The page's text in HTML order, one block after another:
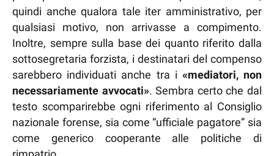
quindi anche qualora tale iter amministrativo, per
qualsiasi motivo, non arrivasse a compimento.
Inoltre, sempre sulla base dei quanto riferito dalla
sottosegretaria forzista, i destinatari del compenso
sarebbero individuati anche tra i «mediatori, non
necessariamente avvocati». Sembra certo che dal
testo scomparirebbe ogni riferimento al Consiglio
nazionale forense, sia come “ufficiale pagatore” sia
come generico cooperante alle politiche di